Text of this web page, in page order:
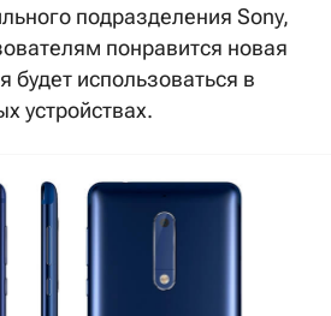
подразделения Sony,
понравится новая
будет использоваться в
устройствах.